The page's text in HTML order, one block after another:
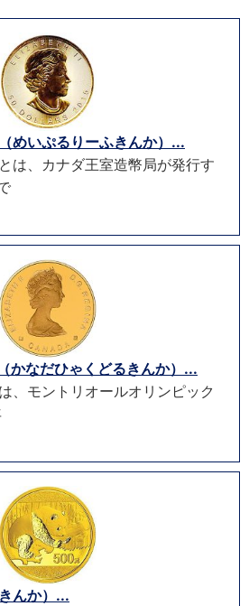
めいぷるりーふきんか）...
は、カナダ王室造幣局が発行す
かなだひゃくどるきんか）...
、モントリオールオリンピック
んか）...